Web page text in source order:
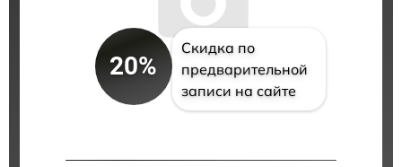
20%
Скидка по
предварительной
записи на сайте